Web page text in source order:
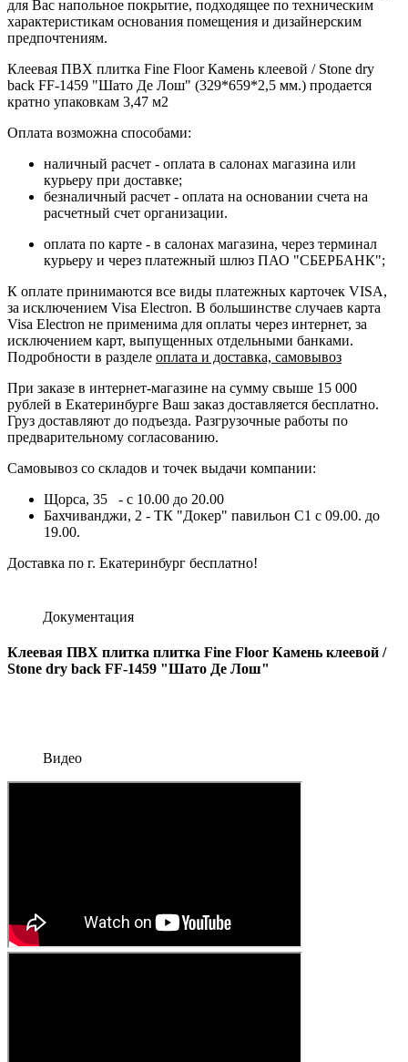
для Вас напольное покрытие, подходящее по техническим
характеристикам основания помещения и дизайнерским
предпочтениям.
Клеевая ПВХ плитка Fine Floor Камень клеевой / Stone dry
back FF-1459 "Шато Де Лош" (329*659*2,5 мм.) продается
кратно упаковкам 3,47 м2
Оплата возможна способами:
наличный расчет - оплата в салонах магазина или
курьеру при доставке;
безналичный расчет - оплата на основании счета на
расчетный счет организации.
оплата по карте - в салонах магазина, через терминал
курьеру и через платежный шлюз ПАО "СБЕРБАНК";
К оплате принимаются все виды платежных карточек VISA,
за исключением Visa Electron. В большинстве случаев карта
Visa Electron не применима для оплаты через интернет, за
исключением карт, выпущенных отдельными банками.
Подробности в разделе оплата и доставка, самовывоз
При заказе в интернет-магазине на сумму свыше 15 000
рублей в Екатеринбурге Ваш заказ доставляется бесплатно.
Груз доставляют до подъезда. Разгрузочные работы по
предварительному согласованию.
Самовывоз со складов и точек выдачи компании:
Щорса, 35 - с 10.00 до 20.00
Бахчиванджи, 2 - ТК "Докер" павильон С1 с 09.00. до
19.00.
Доставка по г. Екатеринбург бесплатно!
Документация
Клеевая ПВХ плитка плитка Fine Floor Камень клеевой /
Stone dry back FF-1459 "Шато Де Лош"
Видео